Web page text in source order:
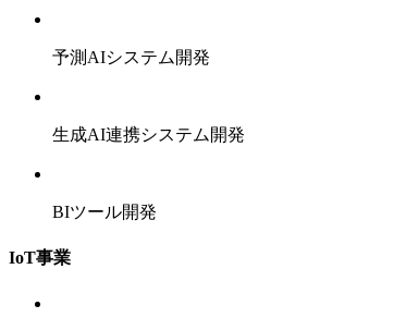
予測AIシステム開発
生成AI連携システム開発
BIツール開発
IoT事業